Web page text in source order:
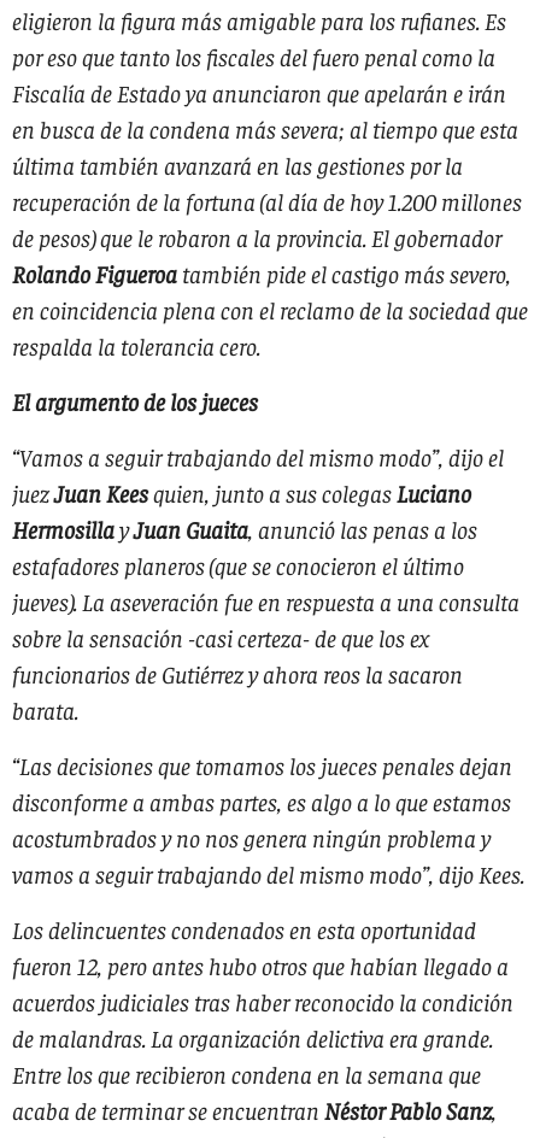
eligieron la figura más amigable para los rufianes. Es
por eso que tanto los fiscales del fuero penal como la
Fiscalía de Estado ya anunciaron que apelarán e irán
en busca de la condena más severa; al tiempo que esta
última también avanzará en las gestiones por la
recuperación de la fortuna (al día de hoy1.200 millones
de pesos) que le robaron a la provincia. El gobernador
Rolando Figueroa también pide el castigo más severo,
en coincidencia plena con el reclamo de la sociedad que
respalda la tolerancia cero.
El argumento de los jueces
“Vamos a seguir trabajando del mismo modo”, dijo el
juezJuan Keesquien, junto a sus colegasLuciano
HermosillayJuan Guaita, anunció las penas a los
estafadores planeros (que se conocieron el último
jueves). La aseveración fue en respuesta a una consulta
sobre la sensación -casi certeza- de que los ex
funcionarios de Gutiérrez y ahora reos la sacaron
barata.
“Las decisiones que tomamos los jueces penales dejan
disconforme a ambas partes, es algo a lo que estamos
acostumbrados y no nos genera ningún problema y
vamos a seguir trabajando del mismo modo”, dijo Kees.
Los delincuentes condenados en esta oportunidad
fueron 12, pero antes hubo otros que habían llegado a
acuerdos judiciales tras haber reconocido la condición
de malandras. La organización delictiva era grande.
Entre los que recibieron condena en la semana que
acaba de terminar se encuentran Néstor Pablo Sanz,